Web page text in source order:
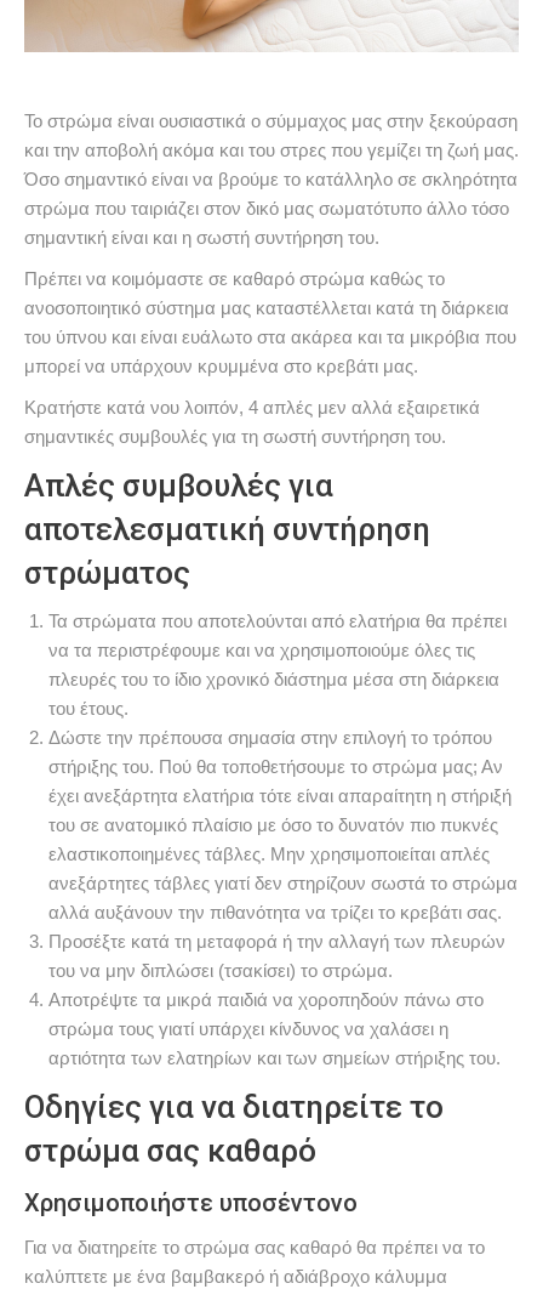
Το στρώμα είναι ουσιαστικά ο σύμμαχος μας στην ξεκούραση
και την αποβολή ακόμα και του στρες που γεμίζει τη ζωή μας.
Όσο σημαντικό είναι να βρούμε το κατάλληλο σε σκληρότητα
στρώμα που ταιριάζει στον δικό μας σωματότυπο άλλο τόσο
σημαντική είναι και η σωστή συντήρηση του.
Πρέπει να κοιμόμαστε σε καθαρό στρώμα καθώς το
ανοσοποιητικό σύστημα μας καταστέλλεται κατά τη διάρκεια
του ύπνου και είναι ευάλωτο στα ακάρεα και τα μικρόβια που
μπορεί να υπάρχουν κρυμμένα στο κρεβάτι μας.
Κρατήστε κατά νου λοιπόν, 4 απλές μεν αλλά εξαιρετικά
σημαντικές συμβουλές για τη σωστή συντήρηση του.
Απλές συμβουλές για
αποτελεσματική συντήρηση
στρώματος
Τα στρώματα που αποτελούνται από ελατήρια θα πρέπει
να τα περιστρέφουμε και να χρησιμοποιούμε όλες τις
πλευρές του το ίδιο χρονικό διάστημα μέσα στη διάρκεια
του έτους.
Δώστε την πρέπουσα σημασία στην επιλογή το τρόπου
στήριξης του. Πού θα τοποθετήσουμε το στρώμα μας; Αν
έχει ανεξάρτητα ελατήρια τότε είναι απαραίτητη η στήριξή
του σε ανατομικό πλαίσιο με όσο το δυνατόν πιο πυκνές
ελαστικοποιημένες τάβλες. Μην χρησιμοποιείται απλές
ανεξάρτητες τάβλες γιατί δεν στηρίζουν σωστά το στρώμα
αλλά αυξάνουν την πιθανότητα να τρίζει το κρεβάτι σας.
Προσέξτε κατά τη μεταφορά ή την αλλαγή των πλευρών
του να μην διπλώσει (τσακίσει) το στρώμα.
Αποτρέψτε τα μικρά παιδιά να χοροπηδούν πάνω στο
στρώμα τους γιατί υπάρχει κίνδυνος να χαλάσει η
αρτιότητα των ελατηρίων και των σημείων στήριξης του.
Οδηγίες για να διατηρείτε το
στρώμα σας καθαρό
Χρησιμοποιήστε υποσέντονο
Για να διατηρείτε το στρώμα σας καθαρό θα πρέπει να το
καλύπτετε με ένα βαμβακερό ή αδιάβροχο κάλυμμα